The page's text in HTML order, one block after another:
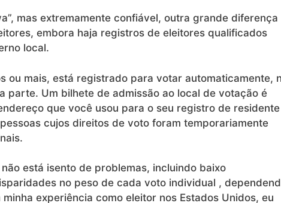
mas extremamente confiável, outra grande diferença
embora haja registros de eleitores qualificados
local.
ou mais, está registrado para votar automaticamente,
parte. Um bilhete de admissão ao local de votação é
que você usou para o seu registro de residente
cujos direitos de voto foram temporariamente
está isento de problemas, incluindo baixo
no peso de cada voto individual ,
experiência como eleitor nos Estados Unidos, eu